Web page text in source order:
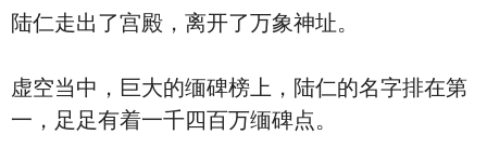
陆仁走出了宫殿，离开了万象神址。
虚空当中，巨大的缅碑榜上，陆仁的名字排在第
一，足足有着一千四百万缅碑点。